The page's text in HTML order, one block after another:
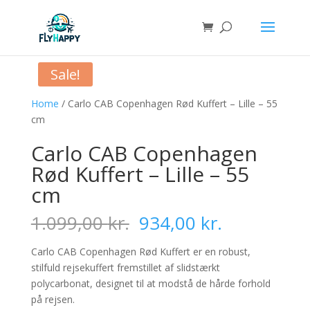
Home / Carlo CAB Copenhagen Rød Kuffert – Lille – 55
cm
Sale!
Carlo CAB Copenhagen
Rød Kuffert – Lille – 55
cm
1.099,00kr. Original
price
was:
1.099,00 kr..
934,00 kr.
is:
Carlo CAB Copenhagen Rød Kuffert er en robust,
stilfuld rejsekuffert fremstillet af slidstærkt
polycarbonat, designet til at modstå de hårde forhold
på rejsen.